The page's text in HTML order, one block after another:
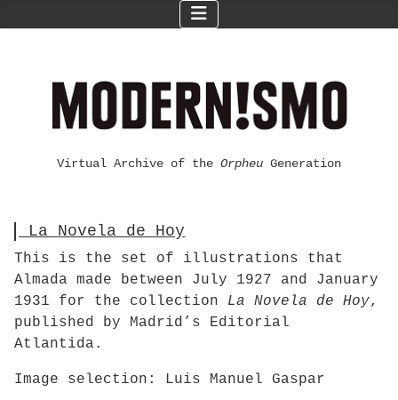
Virtual Archive of the Orpheu Generation
La Novela de Hoy
This is the set of illustrations that
Almada made between July 1927 and January
1931 for the collection La Novela de Hoy,
published by Madrid’s Editorial
Atlantida.
Image selection: Luis Manuel Gaspar